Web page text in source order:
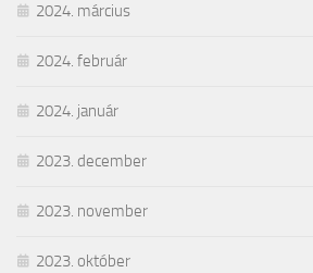
2024. március
2024. február
2024. január
2023. december
2023. november
2023. október